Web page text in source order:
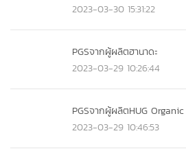
2023-03-30 15:31:22
PGSจากผู้ผลิตฮานาดะ
2023-03-29 10:26:44
PGSจากผู้ผลิตHUG Organic
2023-03-29 10:46:53